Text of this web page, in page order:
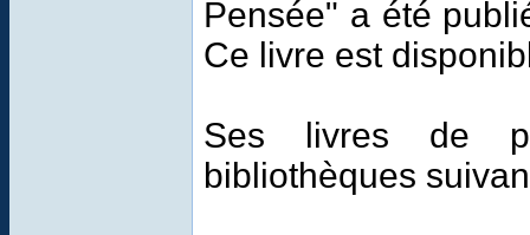
Pensée" a été
Ce livre est
Ses livres de
bibliothèques